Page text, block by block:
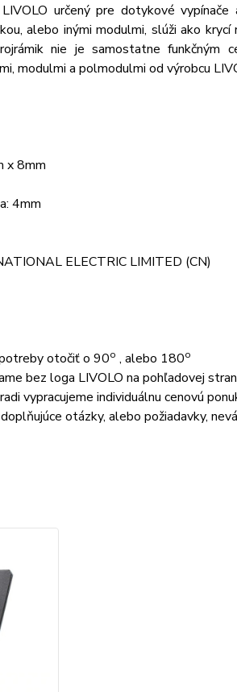
určený pre dotykové
alebo inými modulmi, slúži ako
nie je samostatne funkčným
modulmi a polmodulmi od výrobcu
x 8mm
4mm
ELECTRIC LIMITED (CN)
otočiť o 90o , alebo 180o
bez loga LIVOLO na pohľadovej
vypracujeme individuálnu cenovú
otázky, alebo požiadavky,